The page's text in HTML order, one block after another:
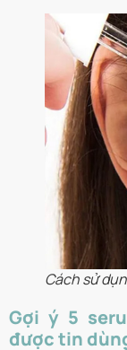
Cách sử
Gợi ý 5
được tin